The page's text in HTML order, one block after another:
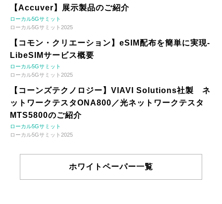
【Accuver】展示製品のご紹介
ローカル5Gサミット
ローカル5Gサミット2025
【コモン・クリエーション】eSIM配布を簡単に実現-
LibeSIMサービス概要
ローカル5Gサミット
ローカル5Gサミット2025
【コーンズテクノロジー】VIAVI Solutions社製 ネ
ットワークテスタONA800／光ネットワークテスタ
MTS5800のご紹介
ローカル5Gサミット
ローカル5Gサミット2025
ホワイトペーパー一覧